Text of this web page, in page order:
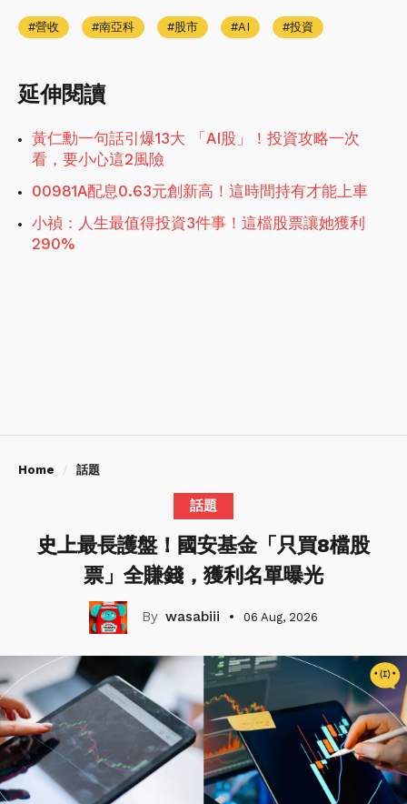
營收 南亞科 股市 AI 投資
延伸閱讀
黃仁勳一句話引爆13大 「AI股」！投資攻略一次
看，要小心這2風險
00981A配息0.63元創新高！這時間持有才能上車
小禎：人生最值得投資3件事！這檔股票讓她獲利
290%
Home 話題
話題
史上最長護盤！國安基金「只買8檔股
票」全賺錢，獲利名單曝光
wasabiii 06 Aug, 2026